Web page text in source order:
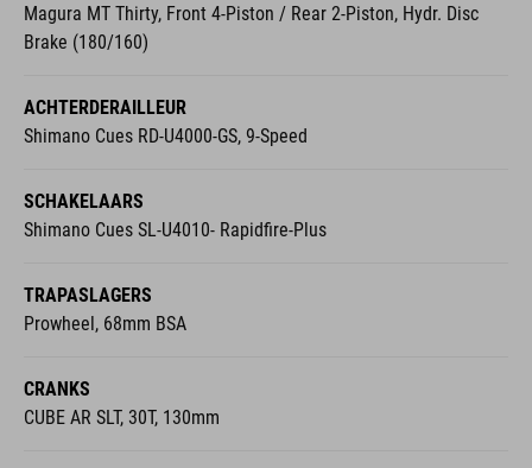
Magura MT Thirty, Front 4-Piston / Rear 2-Piston, Hydr. Disc
Brake (180/160)
ACHTERDERAILLEUR
Shimano Cues RD-U4000-GS, 9-Speed
SCHAKELAARS
Shimano Cues SL-U4010- Rapidfire-Plus
TRAPASLAGERS
Prowheel, 68mm BSA
CRANKS
CUBE AR SLT, 30T, 130mm